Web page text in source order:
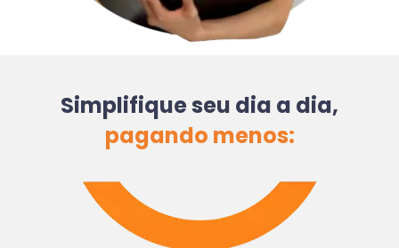
Simplifique seu dia a dia,
pagando menos: